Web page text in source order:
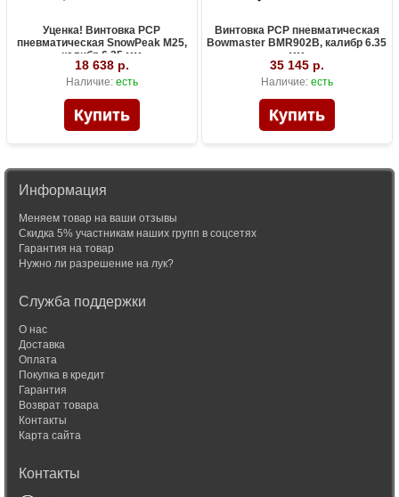
Уценка! Винтовка PCP
пневматическая SnowPeak M25,
калибр 6.35 мм
18 638 р.
Наличие: есть
Винтовка PCP пневматическая
Bowmaster BMR902B, калибр 6.35
мм
35 145 р.
Наличие: есть
Информация
Меняем товар на ваши отзывы
Скидка 5% участникам наших групп в соцсетях
Гарантия на товар
Нужно ли разрешение на лук?
Служба поддержки
О нас
Доставка
Оплата
Покупка в кредит
Гарантия
Возврат товара
Контакты
Карта сайта
Контакты